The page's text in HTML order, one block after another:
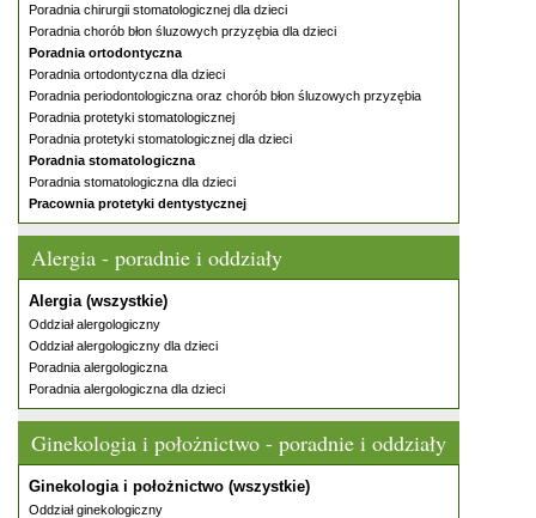
Poradnia chirurgii stomatologicznej dla dzieci
Poradnia chorób błon śluzowych przyzębia dla dzieci
Poradnia ortodontyczna
Poradnia ortodontyczna dla dzieci
Poradnia periodontologiczna oraz chorób błon śluzowych przyzębia
Poradnia protetyki stomatologicznej
Poradnia protetyki stomatologicznej dla dzieci
Poradnia stomatologiczna
Poradnia stomatologiczna dla dzieci
Pracownia protetyki dentystycznej
Alergia - poradnie i oddziały
Alergia (wszystkie)
Oddział alergologiczny
Oddział alergologiczny dla dzieci
Poradnia alergologiczna
Poradnia alergologiczna dla dzieci
Ginekologia i położnictwo - poradnie i oddziały
Ginekologia i położnictwo (wszystkie)
Oddział ginekologiczny